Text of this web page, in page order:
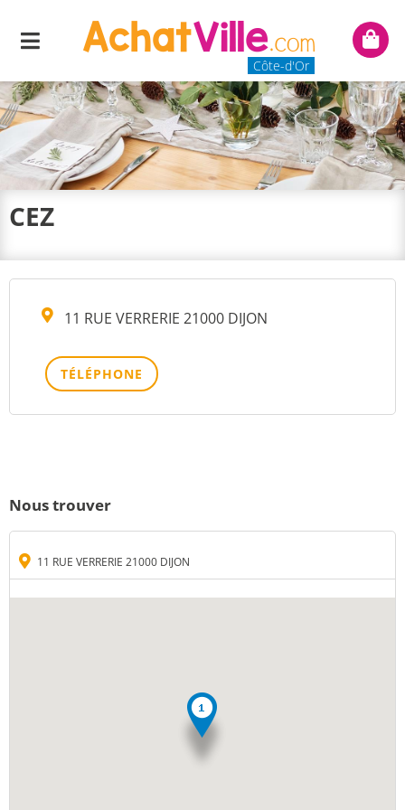
Menu
Côte-d'Or
Mon
CEZ
11 RUE VERRERIE 21000 DIJON
TÉLÉPHONE
Nous trouver
11 RUE VERRERIE 21000 DIJON